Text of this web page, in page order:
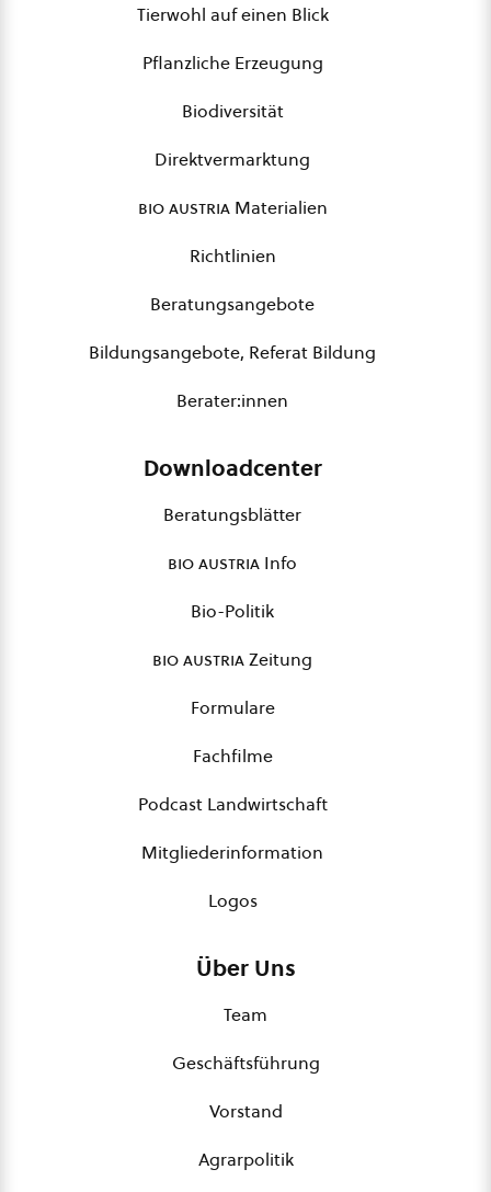
Tierwohl auf einen Blick
Pflanzliche Erzeugung
Biodiversität
Direktvermarktung
bio austriaMaterialien
Richtlinien
Beratungsangebote
Bildungsangebote, Referat Bildung
Berater:innen
Downloadcenter
Beratungsblätter
bio austria Info
Bio-Politik
bio austriaZeitung
Formulare
Fachfilme
Podcast Landwirtschaft
Mitgliederinformation
Logos
Über Uns
Team
Geschäftsführung
Vorstand
Agrarpolitik